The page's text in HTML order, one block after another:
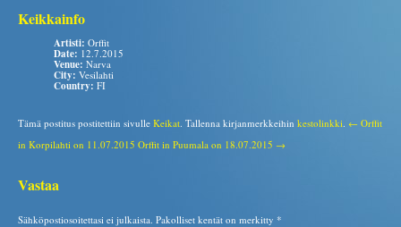
Keikkainfo
Artisti: Orffit
Date: 12.7.2015
Venue: Narva
City: Vesilahti
Country: FI
Tämä postitus postitettiin sivulle Keikat . Tallenna kirjanmerkkeihin kestolinkki ← Orffit
in Korpilahti on 11.07.2015 Orffit in Puumala on 18.07.2015 →
Vastaa
Sähköpostiosoitettasi ei julkaista. Pakolliset kentät on merkitty *